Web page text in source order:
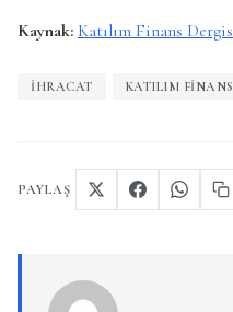
Kaynak: Katılım Finans
IHRACAT KATILIM FINANS
PAYLAŞ